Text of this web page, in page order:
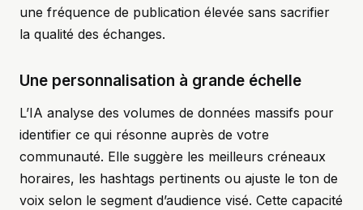
une fréquence de publication élevée sans sacrifier
la qualité des échanges.
Une personnalisation à grande échelle
L’IA analyse des volumes de données massifs pour
identifier ce qui résonne auprès de votre
communauté. Elle suggère les meilleurs créneaux
horaires, les hashtags pertinents ou ajuste le ton de
voix selon le segment d’audience visé. Cette capacité